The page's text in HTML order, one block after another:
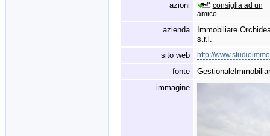
azioni
consiglia ad un
amico
azienda
Immobiliare
s.r.l.
sito web
http://
fonte
immagine